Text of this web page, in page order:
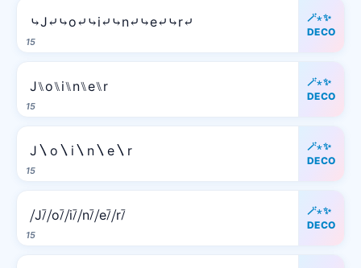
15
⤷J⤶⤷o⤶⤷i⤶⤷n⤶⤷e⤶⤷r⤶
🪄⋆✨
DECO
15
J⑊o⑊i⑊n⑊e⑊r
🪄⋆✨
DECO
15
J〵o〵i〵n〵e〵r
🪄⋆✨
DECO
15
⧸J⧶⧸o⧶⧸i⧶⧸n⧶⧸e⧶⧸r⧶
🪄⋆✨
DECO